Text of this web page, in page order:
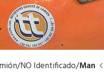
NO Identificado Man